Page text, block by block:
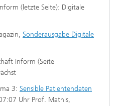
(letzte Seite): Digitale
Sonderausgabe Digitale
Inform (Seite
3: Sensible Patientendaten
Uhr Prof. Mathis,